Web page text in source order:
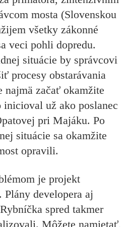
mosta (Slovenskou
všetky zákonné
veci pohli dopredu.
situácie by správcovi
procesy obstarávania
najmä začať okamžite
už ako poslanec
pri Majáku. Po
situácie sa okamžite
opravili.
je projekt
Plány developera aj
spred takmer
Môžete namietať,